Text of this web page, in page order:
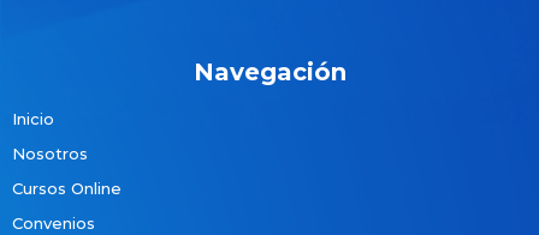
Navegación
Inicio
Nosotros
Cursos Online
Convenios